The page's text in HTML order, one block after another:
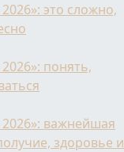
это сложно,
понять,
2026»: важнейшая
здоровье и